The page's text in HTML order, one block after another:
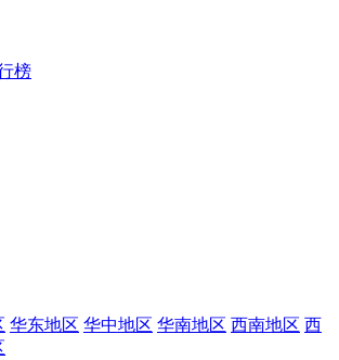
榜
华东地区 华中地区 华南地区 西南地区 西